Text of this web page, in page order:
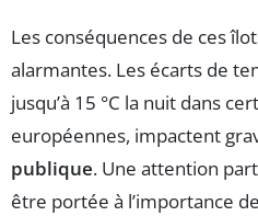
Les conséquences de ces
alarmantes. Les écarts de
jusqu’à 15 °C la nuit dans
européennes, impactent
publique. Une attention
être portée à l’importance de